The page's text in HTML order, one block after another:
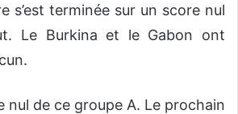
s’est terminée sur un score nul
Le Burkina et le Gabon ont
nul de ce groupe A. Le prochain